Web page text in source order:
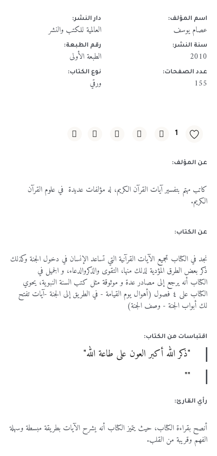
اسم المؤلف:
عصام يوسف
دار النشر:
العالمية للكتب والنشر
سنة النشر:
2010
رقم الطبعة:
الطبعة الأولى
عدد الصفحات:
155
نوع الكتاب:
ورقي
1
عن المؤلف:
كاتب مهتم بتفسير آيات القرآن الكريم، له مؤلفات عديدة في علوم القرآن
الكريم.
عن الكتاب:
نجد في الكتاب تجميع الآيات القرآنية التي تساعد الإنسانفي دخول الجنة وكذلك
ذكربعض الطرق المؤدية لذلك منها، التقوى والذكروالدعاء، والجميل في
الكتاب أنه يرجع إلى مصادرعدة وموثوقة مثل كتب السنة النبوية، يحوي
الكتاب على ٤ فصول (
أهوال يوم القيامة - في الطريق إلى الجنة -آيات تفتح
لك أبواب الجنة - وصف الجنة)
اقتباسات من الكتاب:
"ذكر الله أكبر العون على طاعة الله"
""
رأي القارئ:
أنصحبقراءة الكتاب، حيث يتميز الكتاب أنه يشرح الآيات بطريقة مبسطة وسهلة
الفهم وقريبة من القلب.